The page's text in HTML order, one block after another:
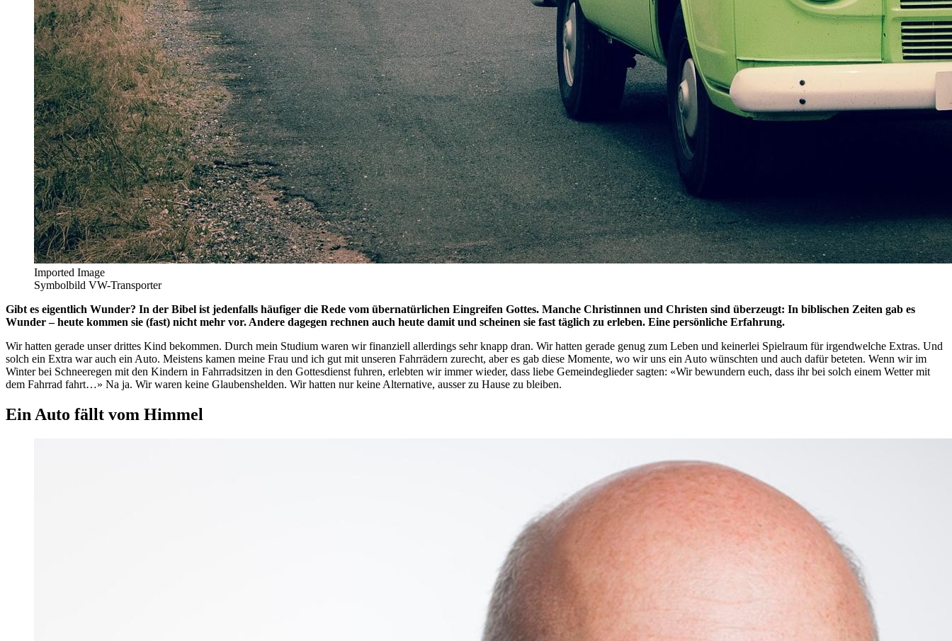
Imported Image
Symbolbild VW-Transporter
Gibt es eigentlich Wunder? In der Bibel ist jedenfalls häufiger die Rede vom übernatürlichen Eingreifen Gottes. Manche Christinnen und Christen sind überzeugt: In biblischen Zeiten gab es
Wunder – heute kommen sie (fast) nicht mehr vor. Andere dagegen rechnen auch heute damit und scheinen sie fast täglich zu erleben. Eine persönliche Erfahrung.
Wir hatten gerade unser drittes Kind bekommen. Durch mein Studium waren wir finanziell allerdings sehr knapp dran. Wir hatten gerade genug zum Leben und keinerlei Spielraum für irgendwelche Extras. Und
solch ein Extra war auch ein Auto. Meistens kamen meine Frau und ich gut mit unseren Fahrrädern zurecht, aber es gab diese Momente, wo wir uns ein Auto wünschten und auch dafür beteten. Wenn wir im
Winter bei Schneeregen mit den Kindern in Fahrradsitzen in den Gottesdienst fuhren, erlebten wir immer wieder, dass liebe Gemeindeglieder sagten: «Wir bewundern euch, dass ihr bei solch einem Wetter mit
dem Fahrrad fahrt…» Na ja. Wir waren keine Glaubenshelden. Wir hatten nur keine Alternative, ausser zu Hause zu bleiben.
Ein Auto fällt vom Himmel